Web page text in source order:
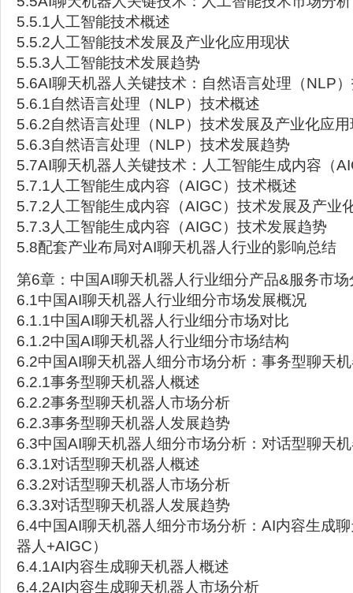
5.5.1人工智能技术概述
5.5.2人工智能技术发展及产业化应用现状
5.5.3人工智能技术发展趋势
5.6AI聊天机器人关键技术：自然语言处理（NLP
5.6.1自然语言处理（NLP）技术概述
5.6.2自然语言处理（NLP）技术发展及产业化应
5.6.3自然语言处理（NLP）技术发展趋势
5.7AI聊天机器人关键技术：人工智能生成内容（
5.7.1人工智能生成内容（AIGC）技术概述
5.7.2人工智能生成内容（AIGC）技术发展及产业
5.7.3人工智能生成内容（AIGC）技术发展趋势
5.8配套产业布局对AI聊天机器人行业的影响总结
第6章：中国AI聊天机器人行业细分产品&服务市场
6.1中国AI聊天机器人行业细分市场发展概况
6.1.1中国AI聊天机器人行业细分市场对比
6.1.2中国AI聊天机器人行业细分市场结构
6.2中国AI聊天机器人细分市场分析：事务型聊天
6.2.1事务型聊天机器人概述
6.2.2事务型聊天机器人市场分析
6.2.3事务型聊天机器人发展趋势
6.3中国AI聊天机器人细分市场分析：对话型聊天
6.3.1对话型聊天机器人概述
6.3.2对话型聊天机器人市场分析
6.3.3对话型聊天机器人发展趋势
6.4中国AI聊天机器人细分市场分析：AI内容生成
器人+AIGC）
6.4.1AI内容生成聊天机器人概述
6.4.2AI内容生成聊天机器人市场分析